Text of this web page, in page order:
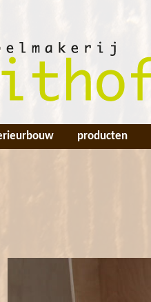
producten